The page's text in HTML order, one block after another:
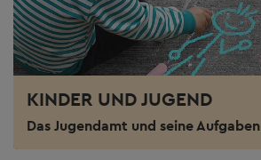
KINDER UND JUGEND
Das Jugendamt und seine Aufgaben